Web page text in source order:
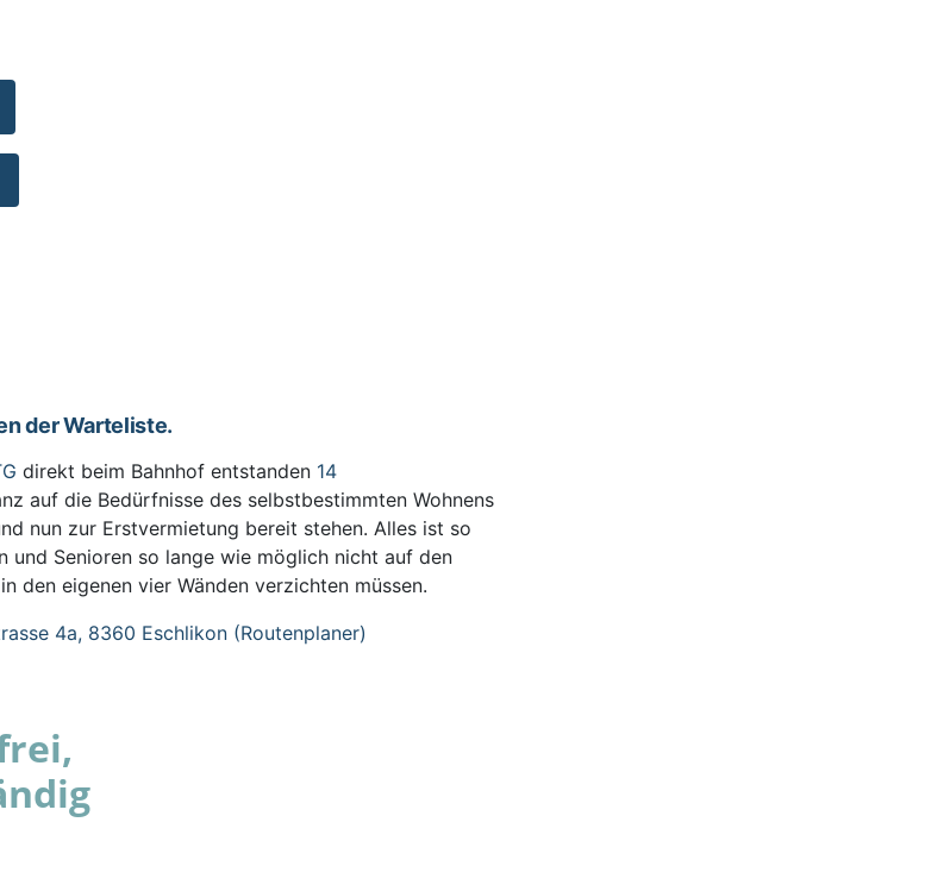
der Warteliste.
direkt beim Bahnhof entstanden 14
auf die Bedürfnisse des selbstbestimmten Wohnens
nun zur Erstvermietung bereit stehen. Alles ist so
und Senioren so lange wie möglich nicht auf den
den eigenen vier Wänden verzichten müssen.
4a, 8360 Eschlikon (Routenplaner)